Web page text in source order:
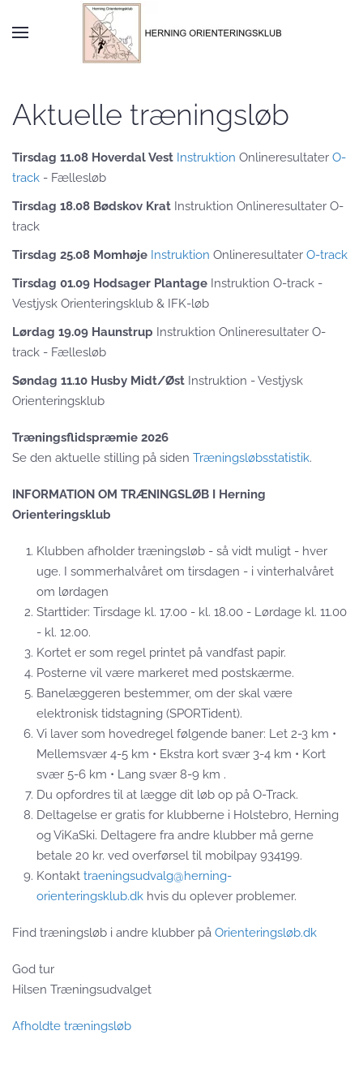
Skip to main content
Aktuelle træningsløb
Tirsdag 11.08 Hoverdal Vest Instruktion Onlineresultater O-
track - Fællesløb
Tirsdag 18.08 Bødskov Krat Instruktion Onlineresultater O-
track
Tirsdag 25.08 Momhøje Instruktion Onlineresultater O-track
Tirsdag 01.09 Hodsager Plantage Instruktion O-track -
Vestjysk Orienteringsklub & IFK-løb
Lørdag 19.09 Haunstrup Instruktion Onlineresultater O-
track - Fællesløb
Søndag 11.10 Husby Midt/Øst Instruktion - Vestjysk
Orienteringsklub
Træningsflidspræmie 2026
Se den aktuelle stilling på siden Træningsløbsstatistik.
INFORMATION OM TRÆNINGSLØB I Herning
Orienteringsklub
Klubben afholder træningsløb - så vidt muligt - hver
uge. I sommerhalvåret om tirsdagen - i vinterhalvåret
om lørdagen
Starttider: Tirsdage kl. 17.00 - kl. 18.00 - Lørdage kl. 11.00
- kl. 12.00.
Kortet er som regel printet på vandfast papir.
Posterne vil være markeret med postskærme.
Banelæggeren bestemmer, om der skal være
elektronisk tidstagning (SPORTident).
Vi laver som hovedregel følgende baner: Let 2-3 km •
Mellemsvær 4-5 km • Ekstra kort svær 3-4 km • Kort
svær 5-6 km • Lang svær 8-9 km .
Du opfordres til at lægge dit løb op på O-Track.
Deltagelse er gratis for klubberne i Holstebro, Herning
og ViKaSki. Deltagere fra andre klubber må gerne
betale 20 kr. ved overførsel til mobilpay 934199.
Kontakt traeningsudvalg@herning-
orienteringsklub.dk hvis du oplever problemer.
Find træningsløb i andre klubber på Orienteringsløb.dk
God tur
Hilsen Træningsudvalget
Afholdte træningsløb